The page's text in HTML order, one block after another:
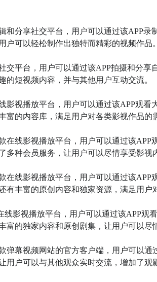
和分享社交平台，用户可以通过该APP录
可以轻松制作出独特而精彩的视频作品。
交平台，用户可以通过该APP拍摄和分
短视频内容，并与其他用户互动交流。
影视播放平台，用户可以通过该APP观看
富的内容库，满足用户对各类影视作品的
在线影视播放平台，用户可以通过该APP
多种会员服务，让用户可以尽情享受影视
在线影视播放平台，用户可以通过该APP
有丰富的原创内容和独家资源，满足用户
影视播放平台，用户可以通过该APP观
富的独家内容和原创剧集，让用户可以尽
弹幕视频网站的官方客户端，用户可以通
用户可以与其他观众实时交流，增加了观